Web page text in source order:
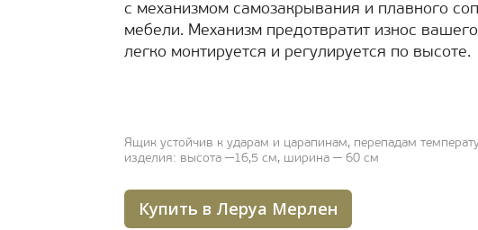
с механизмом самозакрывания и плавного
мебели. Механизм предотвратит износ
легко монтируется и регулируется по высоте.
Ящик устойчив к ударам и царапинам, перепадам
изделия: высота ─16,5 см, ширина ─ 60 см
Купить в Леруа Мерлен